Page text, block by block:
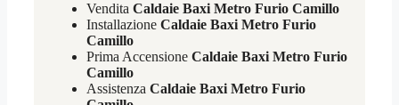
Vendita Caldaie Baxi Metro Furio Camillo
Installazione Caldaie Baxi Metro Furio
Camillo
Prima Accensione Caldaie Baxi Metro Furio
Camillo
Assistenza Caldaie Baxi Metro Furio